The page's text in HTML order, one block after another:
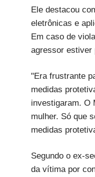
Ele destacou
eletrônicas e
Em caso de
agressor estiver
"Era frustrante
medidas
investigaram. O
mulher. Só que
medidas
Segundo o ex-
da vítima por